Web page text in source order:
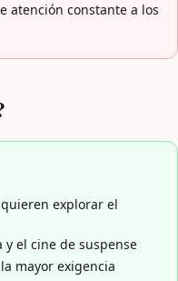
atención constante a los
explorar el
y el cine de suspense
mayor exigencia